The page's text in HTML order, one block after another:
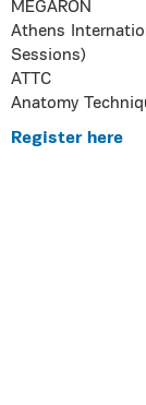
ΜEGARON
Athens
Sessions)
ATTC
Anatomy
Register here